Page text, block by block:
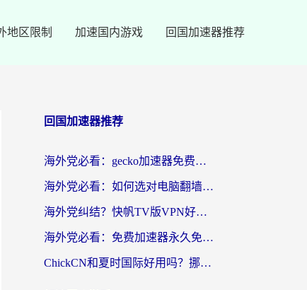
地区限制 加速国内游戏 回国加速器推荐
回国加速器推荐
海外党必看：gecko加速器免费试用？教你选对回国加速器，无缝刷国内剧玩游戏
海外党必看：如何选对电脑翻墙回国软件，轻松解锁国内资源？
海外党纠结？快帆TV版VPN好用吗？和扇贝手游VPN对比哪个回国效果更好？
海外党必看：免费加速器永久免费真的存在吗？教你选对回国加速器无缝刷国内资源
ChickCN和夏时国际好用吗？挪威留学生亲测3款回国加速器，附穿梭和加速喵对比指南